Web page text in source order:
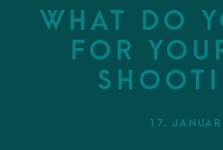
What do
for
17.